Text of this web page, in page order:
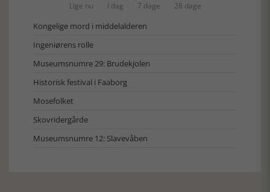
Lige nu I dag 7 dage 28 dage
Kongelige mord i middelalderen
Ingeniørens rolle
Museumsnumre 29: Brudekjolen
Historisk festival i Faaborg
Mosefolket
Skovridergårde
Museumsnumre 12: Slavevåben